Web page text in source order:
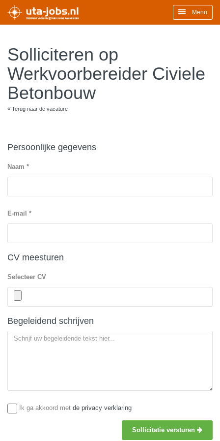
Menu
Solliciteren op
Werkvoorbereider Civiele
Betonbouw
Terug naar de vacature
Persoonlijke gegevens
Naam *
E-mail *
CV meesturen
Selecteer CV
Begeleidend schrijven
Ik ga akkoord met de privacy verklaring
Sollicitatie versturen